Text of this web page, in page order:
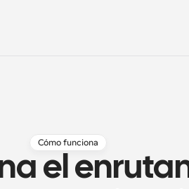
Cómo funciona
el